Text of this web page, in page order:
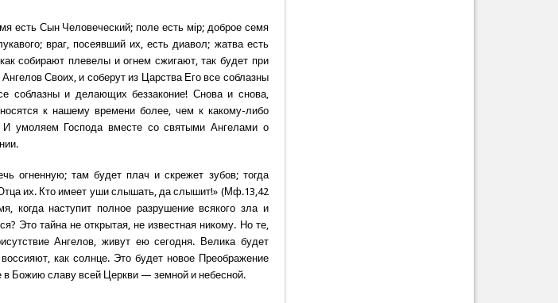
есть Сын Человеческий; поле есть мiр; доброе семя
враг, посеявший их, есть диавол; жатва есть
собирают плевелы и огнем сжигают, так будет при
Своих, и соберут из Царства Его все соблазны
соблазны и делающих беззаконие! Снова и снова,
к нашему времени более, чем к какому-либо
И умоляем Господа вместе со святыми Ангелами о
огненную; там будет плач и скрежет зубов; тогда
их. Кто имеет уши слышать, да слышит!» (Мф.13,42
когда наступит полное разрушение всякого зла и
Это тайна не открытая, не известная никому. Но те,
Ангелов, живут ею сегодня. Велика будет
как солнце. Это будет новое Преображение
в Божию славу всей Церкви — земной и небесной.